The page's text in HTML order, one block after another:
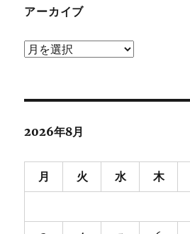
アーカイブ
ア
ブ
2026年8月
月 火 水 木